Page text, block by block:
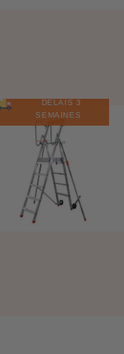
DÉLAIS 3
SEMAINES